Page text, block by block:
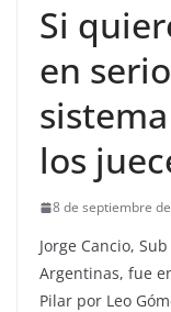
Si
en
los
8 de septiembre
Jorge Cancio,
Argentinas, fue
Pilar por Leo